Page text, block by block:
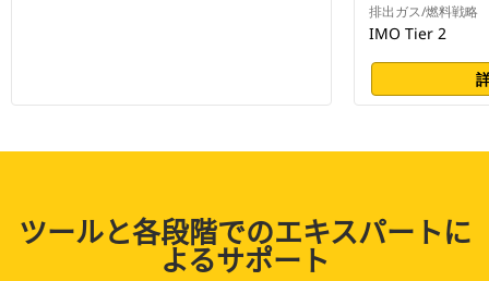
排出ガス/燃料戦略
IMO Tier 2
ツールと各段階でのエキスパートに
よるサポート